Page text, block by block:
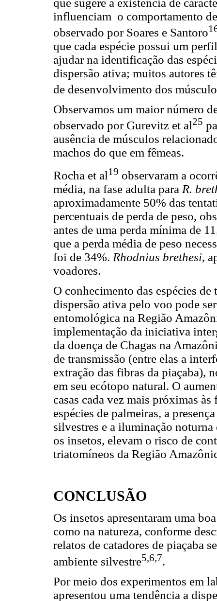
influenciam o comportamento
observado por Soares e Santoro
que cada espécie possui um
ajudar na identificação das
dispersão ativa; muitos autores
de desenvolvimento dos
Observamos um maior número
observado por Gurevitz et al25
ausência de músculos
machos do que em fêmeas.
Rocha et al19 observaram a
média, na fase adulta para R.
aproximadamente 50% das
percentuais de perda de peso,
antes de uma perda mínima de
que a perda média de peso
foi de 34%. Rhodnius brethesi,
voadores.
O conhecimento das espécies
dispersão ativa pelo voo pode
entomológica na Região
implementação da iniciativa
da doença de Chagas na
de transmissão (entre elas a
extração das fibras da piaçaba),
em seu ecótopo natural. O
casas cada vez mais próximas
espécies de palmeiras, a
silvestres e a iluminação
os insetos, elevam o risco de
triatomíneos da Região
CONCLUSÃO
Os insetos apresentaram uma
como na natureza, conforme
relatos de catadores de piaçaba
ambiente silvestre5,6,7.
Por meio dos experimentos em
apresentou uma tendência a